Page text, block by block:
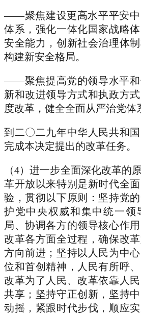
——聚焦建设更高水平平安中
体系，强化一体化国家战略
安全能力，创新社会治理体
构建新安全格局。
——聚焦提高党的领导水平和
新和改进领导方式和执政方
度改革，健全全面从严治党体
到二〇二九年中华人民共和
完成本决定提出的改革任务。
（4）进一步全面深化改革的
革开放以来特别是新时代全
验，贯彻以下原则：坚持党
护党中央权威和集中统一领
局、协调各方的领导核心作
改革各方面全过程，确保改
方向前进；坚持以人民为中
位和首创精神，人民有所呼
改革为了人民、改革依靠人
共享；坚持守正创新，坚持
动摇，紧跟时代步伐，顺应